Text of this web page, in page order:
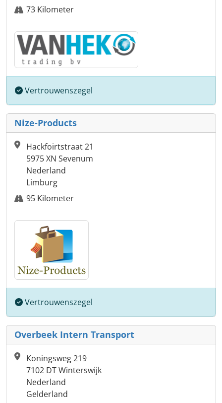
73 Kilometer
Vertrouwenszegel
Nize-Products
Hackfoirtstraat 21
5975 XN Sevenum
Nederland
Limburg
95 Kilometer
Vertrouwenszegel
Overbeek Intern Transport
Koningsweg 219
7102 DT Winterswijk
Nederland
Gelderland